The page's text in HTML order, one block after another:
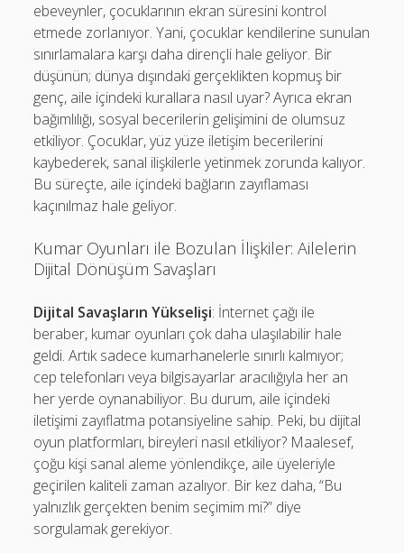
ebeveynler, çocuklarının ekran süresini kontrol
etmede zorlanıyor. Yani, çocuklar kendilerine sunulan
sınırlamalara karşı daha dirençli hale geliyor. Bir
düşünün; dünya dışındaki gerçeklikten kopmuş bir
genç, aile içindeki kurallara nasıl uyar? Ayrıca ekran
bağımlılığı, sosyal becerilerin gelişimini de olumsuz
etkiliyor. Çocuklar, yüz yüze iletişim becerilerini
kaybederek, sanal ilişkilerle yetinmek zorunda kalıyor.
Bu süreçte, aile içindeki bağların zayıflaması
kaçınılmaz hale geliyor.
Kumar Oyunları ile Bozulan İlişkiler: Ailelerin
Dijital Dönüşüm Savaşları
Dijital Savaşların Yükselişi: İnternet çağı ile
beraber, kumar oyunları çok daha ulaşılabilir hale
geldi. Artık sadece kumarhanelerle sınırlı kalmıyor;
cep telefonları veya bilgisayarlar aracılığıyla her an
her yerde oynanabiliyor. Bu durum, aile içindeki
iletişimi zayıflatma potansiyeline sahip. Peki, bu dijital
oyun platformları, bireyleri nasıl etkiliyor? Maalesef,
çoğu kişi sanal aleme yönlendikçe, aile üyeleriyle
geçirilen kaliteli zaman azalıyor. Bir kez daha, “Bu
yalnızlık gerçekten benim seçimim mi?” diye
sorgulamak gerekiyor.